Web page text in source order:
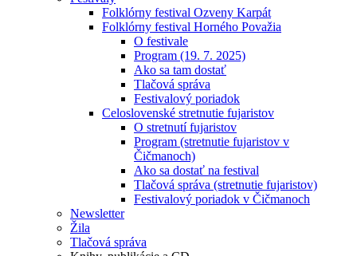
Folklórny festival Ozveny Karpát
Folklórny festival Horného Považia
O festivale
Program (19. 7. 2025)
Ako sa tam dostať
Tlačová správa
Festivalový poriadok
Celoslovenské stretnutie fujaristov
O stretnutí fujaristov
Program (stretnutie fujaristov v
Čičmanoch)
Ako sa dostať na festival
Tlačová správa (stretnutie fujaristov)
Festivalový poriadok v Čičmanoch
Newsletter
Žila
Tlačová správa